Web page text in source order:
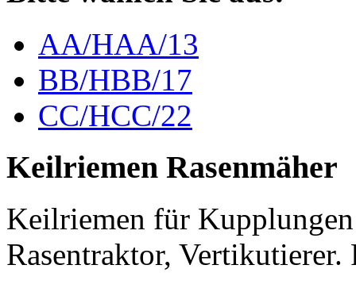
AA/HAA/13
BB/HBB/17
CC/HCC/22
Keilriemen Rasenmäher
Keilriemen für Kupplungen
Rasentraktor,